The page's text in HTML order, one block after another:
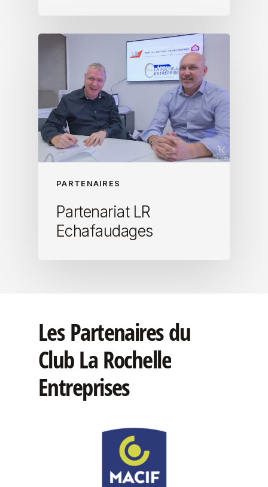
PARTENAIRES
Partenariat LR
Echafaudages
Les Partenairesdu
ClubLa Rochelle
Entreprises